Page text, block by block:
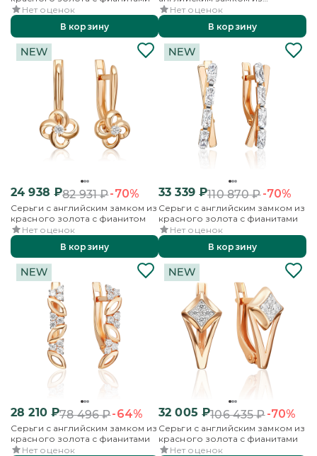
Нет оценок
В корзину
красного золота с фианитами
Нет оценок
В корзину
24 938 ₽82 931₽-70%
Серьги с английским замком из
красного золота с фианитом
Нет оценок
В корзину
33 339₽110 870₽-70%
Серьги с английским замком из
красного золота с фианитами
Нет оценок
В корзину
28 210₽78 496₽-64%
Серьги с английским замком из
красного золота с фианитами
Нет оценок
32 005 ₽106 435₽-70%
Серьги с английским замком из
красного золота с фианитами
Нет оценок